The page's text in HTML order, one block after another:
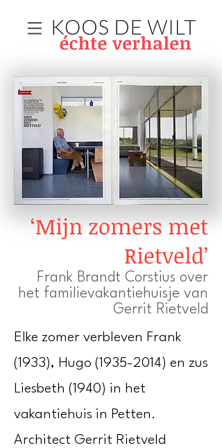
‘Mijn zomers met
Rietveld’
Frank Brandt Corstius over
het familievakantiehuisje van
Gerrit Rietveld
Elke zomer verbleven Frank
(1933), Hugo (1935-2014) en zus
Liesbeth (1940) in het
vakantiehuis in Petten.
Architect Gerrit Rietveld